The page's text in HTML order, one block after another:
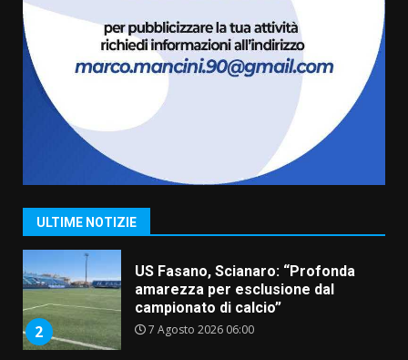
ULTIME NOTIZIE
La magia del Minareto e la prima
assoluta de “L’Albergo
Belvedere. Il rapimento”
6 Agosto 2026 06:15
1
“I Contestatori: Musica di
Rivoluzione”: nuovo
appuntamento con “Fasano in
2
US Fasano, Scianaro: “Profonda
amarezza per esclusione dal
campionato di calcio”
7 Agosto 2026 06:00